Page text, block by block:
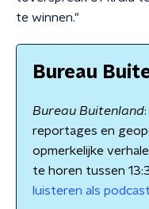
te winnen."
Bureau
Bureau Buitenland
reportages en
opmerkelijke
te horen tussen
luisteren als podcast